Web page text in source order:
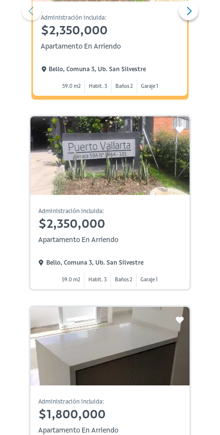
Administración incluida:
$2,350,000
Apartamento En Arriendo
Bello, Comuna 3, Ub. San Silvestre
59.0 m2 Habit. 3 Baños 2 Garaje 1
Administración incluida:
$2,350,000
Apartamento En Arriendo
Bello, Comuna 3, Ub. San Silvestre
59.0 m2 Habit. 3 Baños 2 Garaje 1
Administración incluida:
$1,800,000
Apartamento En Arriendo